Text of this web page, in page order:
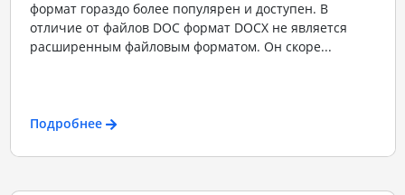
формат гораздо более популярен и доступен. В
отличие от файлов DOC формат DOCX не является
расширенным файловым форматом. Он скоре...
Подробнее